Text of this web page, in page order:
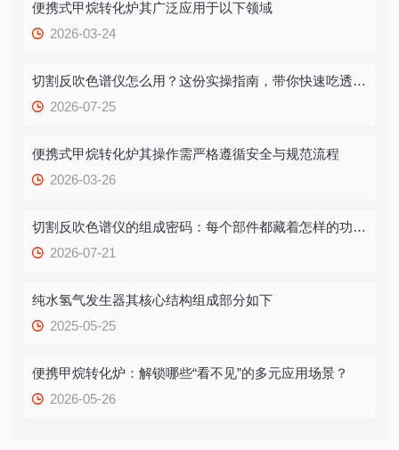
便携式甲烷转化炉其广泛应用于以下领域
2026-03-24
切割反吹色谱仪怎么用？这份实操指南，带你快速吃透关键步骤
2026-07-25
便携式甲烷转化炉其操作需严格遵循安全与规范流程
2026-03-26
切割反吹色谱仪的组成密码：每个部件都藏着怎样的功能逻辑？
2026-07-21
纯水氢气发生器其核心结构组成部分如下
2025-05-25
便携甲烷转化炉：解锁哪些“看不见”的多元应用场景？
2026-05-26